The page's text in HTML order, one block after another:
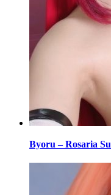
Byoru – Rosaria